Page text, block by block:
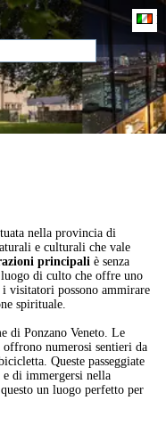
nella provincia di
e culturali che vale
principaliè senza
di culto che offre uno
i visitatori possono ammirare
spirituale.
di Ponzano Veneto. Le
numerosi sentieri da
Queste passeggiate
di immergersi nella
un luogo perfetto per